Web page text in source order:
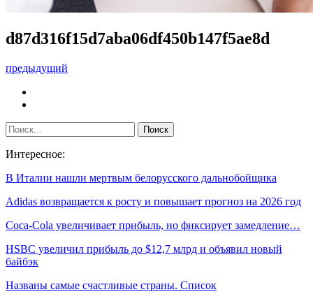
d87d316f15d7aba06df450b147f5ae8d
предыдущий
Интересное:
В Италии нашли мертвым белорусского дальнобойщика
Adidas возвращается к росту и повышает прогноз на 2026 год
Coca-Cola увеличивает прибыль, но фиксирует замедление…
HSBC увеличил прибыль до $12,7 млрд и объявил новый
байбэк
Названы самые счастливые страны. Список